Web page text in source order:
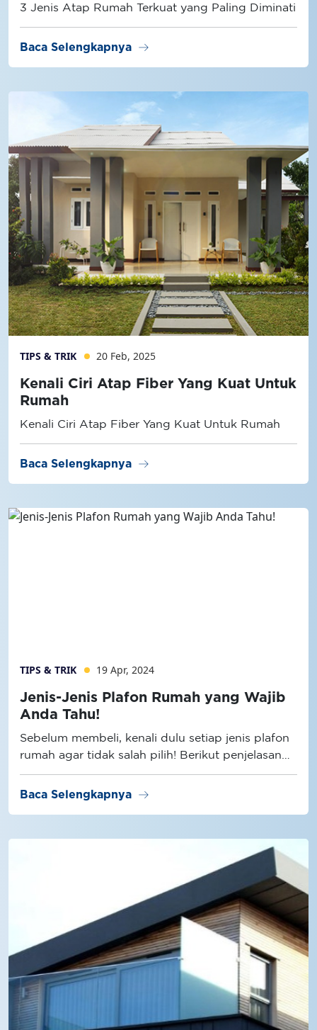
3 Jenis Atap Rumah Terkuat yang Paling Diminati
Baca Selengkapnya arrow_right_alt
TIPS & TRIK 20 Feb, 2025
Kenali Ciri Atap Fiber Yang Kuat Untuk
Rumah
Kenali Ciri Atap Fiber Yang Kuat Untuk Rumah
Baca Selengkapnya arrow_right_alt
TIPS & TRIK 19 Apr, 2024
Jenis-Jenis Plafon Rumah yang Wajib
Anda Tahu!
Sebelum membeli, kenali dulu setiap jenis plafon
rumah agar tidak salah pilih! Berikut penjelasan
selengkapnya.
Baca Selengkapnya arrow_right_alt